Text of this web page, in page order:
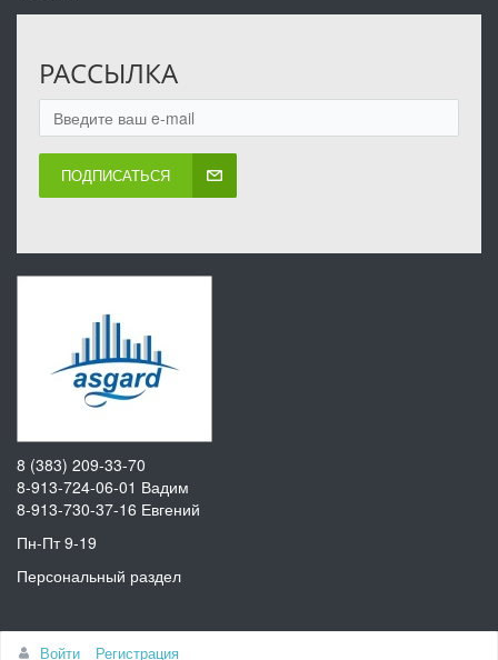
РАССЫЛКА
ПОДПИСАТЬСЯ
8 (383) 209-33-70
8-913-724-06-01 Вадим
8-913-730-37-16 Евгений
Пн-Пт 9-19
Персональный раздел
Наверх
Войти Регистрация